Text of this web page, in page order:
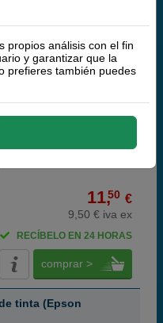
11,50 €
9,50 € iva ex
RECÍBELO EN 24 HORAS
comprar >
tinta (Epson
propios análisis con el fin
y garantizar que la
prefieres también puedes